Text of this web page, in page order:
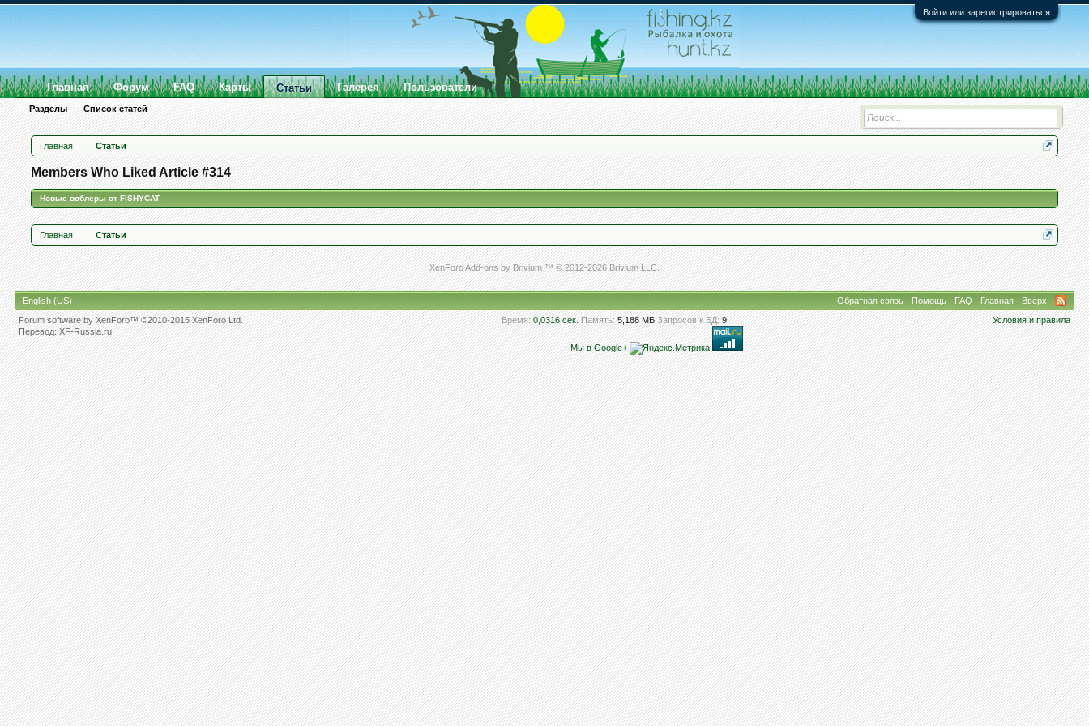
Войти или зарегистрироваться
Главная Статьи
Members Who Liked Article #314
Новые воблеры от FISHYCAT
Главная Статьи
XenForo Add-ons by Brivium ™ © 2012-2026 Brivium LLC.
Главная Форум FAQ Карты Статьи
Разделы Список статей
Галерея Пользователи
English (US) Обратная связь Помощь FAQ Главная
Вверх
Условия и правила
Forum software by XenForo™©2010-2015 XenForo Ltd.
Перевод:XF-Russia.ru
Время: 0,0316 сек. Память: 5,188 МБ Запросов к БД: 9
Мы в Google+